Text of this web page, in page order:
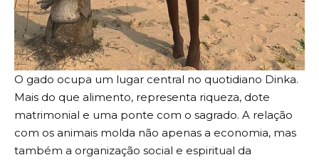
O gado ocupa um lugar central no quotidiano Dinka.
Mais do que alimento, representa riqueza, dote
matrimonial e uma ponte com o sagrado. A relação
com os animais molda não apenas a economia, mas
também a organização social e espiritual da